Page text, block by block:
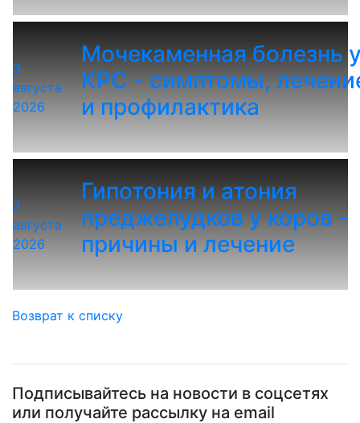
3
августа
2026
Мочекаменная болезнь
КРС - симптомы,
и профилактика
3
августа
2026
Гипотония и атония
преджелудков у коров -
причины и лечение
Возврат к списку
Подписывайтесь на новости в соцсетях
или получайте рассылку на email